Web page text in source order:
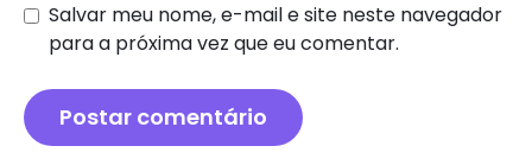
Salvar meu nome, e-mail e site neste navegador
para a próxima vez que eu comentar.